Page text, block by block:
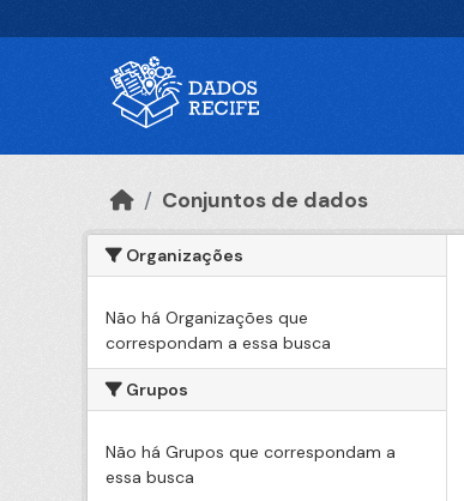
Conjuntos de dados
Organizações
Não há Organizações que
correspondam a essa busca
Grupos
Não há Grupos que correspondam a
essa busca